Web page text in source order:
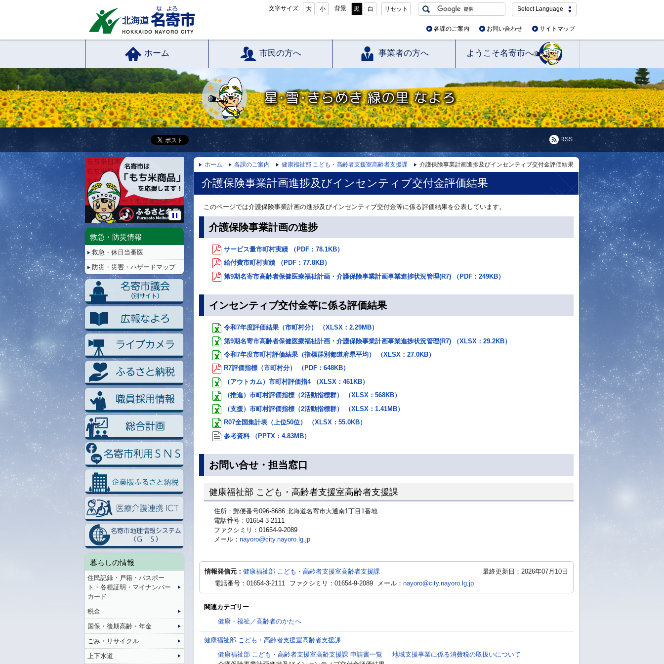
文字サイズ 大 小 背景 黒 白 リセット Select Language
各課のご案内 お問い合わせ サイトマップ
ホーム 市民の方へ 事業者の方へ ようこそ名寄市へ
星・雪・きらめき 緑の里 なよろ
RSS
ホーム 各課のご案内 健康福祉部 こども・高齢者支援室高齢者支援課 介護保険事業計画進捗及びインセンティブ交付金評価結果
介護保険事業計画進捗及びインセンティブ交付金評価結果
このページでは介護保険事業計画の進捗及びインセンティブ交付金等に係る評価結果を公表しています。
介護保険事業計画の進捗
サービス量市町村実績 （PDF：78.1KB）
給付費市町村実績 （PDF：77.8KB）
第9期名寄市高齢者保健医療福祉計画・介護保険事業計画事業進捗状況管理(R7) （PDF：249KB）
インセンティブ交付金等に係る評価結果
令和7年度評価結果（市町村分） （XLSX：2.29MB）
第9期名寄市高齢者保健医療福祉計画・介護保険事業計画事業進捗状況管理(R7) （XLSX：29.2KB）
令和7年度市町村評価結果（指標群別都道府県平均） （XLSX：27.0KB）
R7評価指標（市町村分） （PDF：648KB）
（アウトカム）市町村評価指4 （XLSX：461KB）
（推進）市町村評価指標（2活動指標群） （XLSX：568KB）
（支援）市町村評価指標（2活動指標群） （XLSX：1.41MB）
R07全国集計表（上位50位） （XLSX：55.0KB）
参考資料 （PPTX：4.83MB）
お問い合せ・担当窓口
健康福祉部 こども・高齢者支援室高齢者支援課
住所：郵便番号096-8686 北海道名寄市大通南1丁目1番地
電話番号：01654-3-2111
ファクシミリ：01654-9-2089
メール： nayoro@city.nayoro.lg.jp
最終更新日：2026年07月10日
情報発信元： 健康福祉部 こども・高齢者支援室高齢者支援課
電話番号：01654-3-2111
ファクシミリ：01654-9-2089 メール： nayoro@city.nayoro.lg.jp
関連カテゴリー
健康・福祉／高齢者のかたへ
健康福祉部 こども・高齢者支援室高齢者支援課
健康福祉部 こども・高齢者支援室高齢支援課 申請書一覧
地域支援事業に係る消費税の取扱いについて
停
再
救急・防災情報
救急・休日当番医
防災・災害・ハザードマップ
暮らしの情報
住民記録・戸籍・パスポー
ト・各種証明・マイナンバー
カード
税金
国保・後期高齢・年金
ごみ・リサイクル
上下水道